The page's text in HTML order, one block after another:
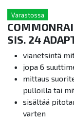
Varastossa
SIS. 24
vianetsintä
jopa 6
mittaus
pulloilla tai
sisältää
varten